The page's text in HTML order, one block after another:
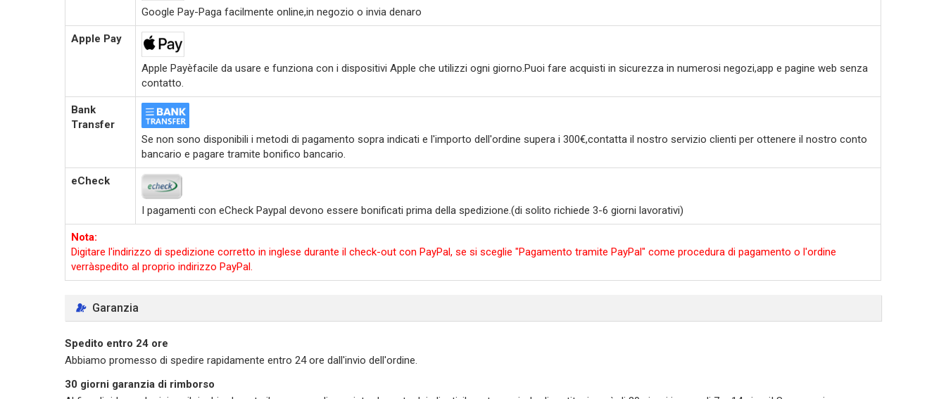
Google Pay-Paga facilmente online,in negozio o invia denaro
Apple Pay
Apple Payèfacile da usare e funziona con i dispositivi Apple che utilizzi ogni giorno.Puoi fare acquisti in sicurezza in numerosi negozi,app e pagine web senza
contatto.
Bank
Transfer
Se non sono disponibili i metodi di pagamento sopra indicati e l'importo dell'ordine supera i 300€,contatta il nostro servizio clienti per ottenere il nostro conto
bancario e pagare tramite bonifico bancario.
eCheck
I pagamenti con eCheck Paypal devono essere bonificati prima della spedizione.(di solito richiede 3-6 giorni lavorativi)
Nota:
Digitare l'indirizzo di spedizione corretto in inglese durante il check-out con PayPal, se si sceglie "Pagamento tramite PayPal" come procedura di pagamento o l'ordine
verràspedito al proprio indirizzo PayPal.
Garanzia
Spedito entro 24 ore
Abbiamo promesso di spedire rapidamente entro 24 ore dall'invio dell'ordine.
30 giorni garanzia di rimborso